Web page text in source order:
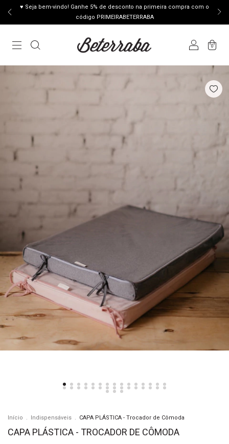
♥ Seja bem-vindo! Ganhe 5% de desconto na primeira compra com o
código PRIMEIRABETERRABA
0
Início . Indispensáveis . CAPA PLÁSTICA - Trocador de Cômoda
CAPA PLÁSTICA - TROCADOR DE CÔMODA